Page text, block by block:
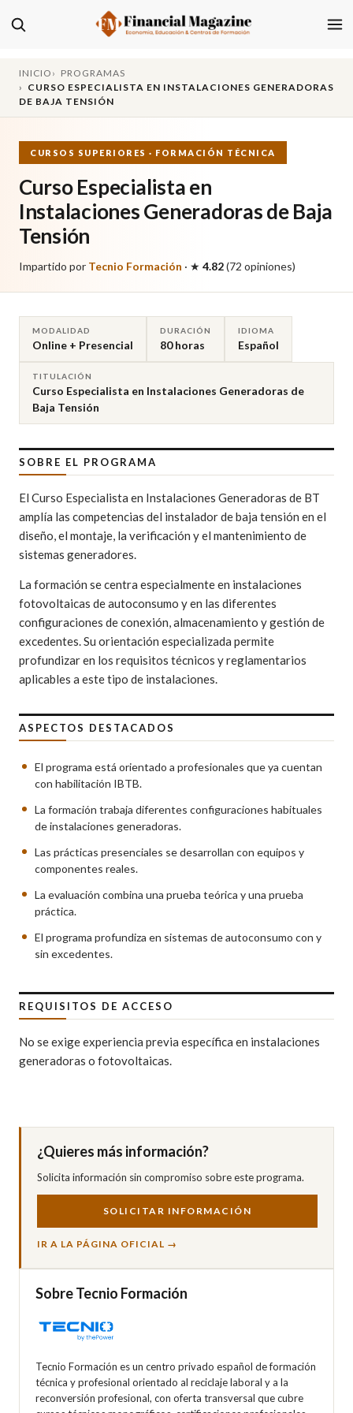
INICIO
PROGRAMAS
CURSO ESPECIALISTA EN INSTALACIONES GENERADORAS
DE BAJA TENSIÓN
CURSOS SUPERIORES · FORMACIÓN TÉCNICA
Curso Especialista en
Instalaciones Generadoras de Baja
Tensión
Impartido por Tecnio Formación · ★ 4.82(72 opiniones)
MODALIDAD
Online + Presencial
DURACIÓN
80 horas
IDIOMA
Español
TITULACIÓN
Curso Especialista en Instalaciones Generadoras de
Baja Tensión
SOBRE EL PROGRAMA
El Curso Especialista en Instalaciones Generadoras de BT
amplía las competencias del instalador de baja tensión en el
diseño, el montaje, la verificación y el mantenimiento de
sistemas generadores.
La formación se centra especialmente en instalaciones
fotovoltaicas de autoconsumo y en las diferentes
configuraciones de conexión, almacenamiento y gestión de
excedentes. Su orientación especializada permite
profundizar en los requisitos técnicos y reglamentarios
aplicables a este tipo de instalaciones.
ASPECTOS DESTACADOS
El programa está orientado a profesionales que ya cuentan
con habilitación IBTB.
La formación trabaja diferentes configuraciones habituales
de instalaciones generadoras.
Las prácticas presenciales se desarrollan con equipos y
componentes reales.
La evaluación combina una prueba teórica y una prueba
práctica.
El programa profundiza en sistemas de autoconsumo con y
sin excedentes.
REQUISITOS DE ACCESO
No se exige experiencia previa específica en instalaciones
generadoras o fotovoltaicas.
¿Quieres más información?
Solicita información sin compromiso sobre este programa.
SOLICITAR INFORMACIÓN
IR A LA PÁGINA OFICIAL →
Sobre Tecnio Formación
Tecnio Formación es un centro privado español de formación
técnica y profesional orientado al reciclaje laboral y a la
reconversión profesional, con oferta transversal que cubre